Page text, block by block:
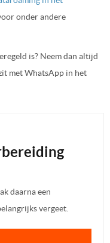
onder andere
is? Neem dan altijd
met WhatsApp in het
daarna een
vergeet.